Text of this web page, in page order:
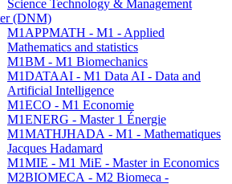
Science Technology & Management
(DNM)
M1APPMATH - M1 - Applied
Mathematics and statistics
M1BM - M1 Biomechanics
M1DATAAI - M1 Data AI - Data and
Artificial Intelligence
M1ECO - M1 Economie
M1ENERG - Master 1 Énergie
M1MATHJHADA - M1 - Mathematiques
Jacques Hadamard
M1MIE - M1 MiE - Master in Economics
M2BIOMECA - M2 Biomeca -